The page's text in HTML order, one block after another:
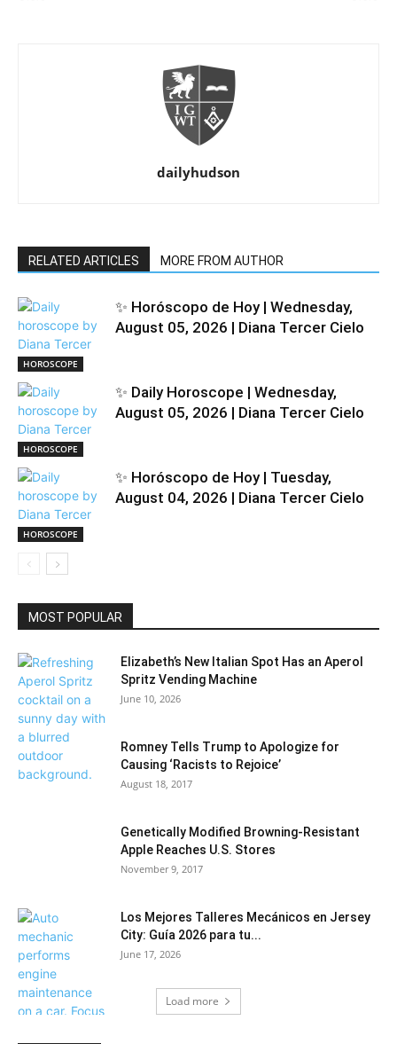
dailyhudson
RELATED ARTICLES MORE FROM AUTHOR
HOROSCOPE
✨ Horóscopo de Hoy | Wednesday,
August 05, 2026 | Diana Tercer Cielo
HOROSCOPE
✨ Daily Horoscope | Wednesday,
August 05, 2026 | Diana Tercer Cielo
HOROSCOPE
✨ Horóscopo de Hoy | Tuesday,
August 04, 2026 | Diana Tercer Cielo
MOST POPULAR
Elizabeth’s New Italian Spot Has an Aperol
Spritz Vending Machine
June 10, 2026
Romney Tells Trump to Apologize for
Causing ‘Racists to Rejoice’
August 18, 2017
Genetically Modified Browning-Resistant
Apple Reaches U.S. Stores
November 9, 2017
Los Mejores Talleres Mecánicos en Jersey
City: Guía 2026 para tu...
June 17, 2026
Load more